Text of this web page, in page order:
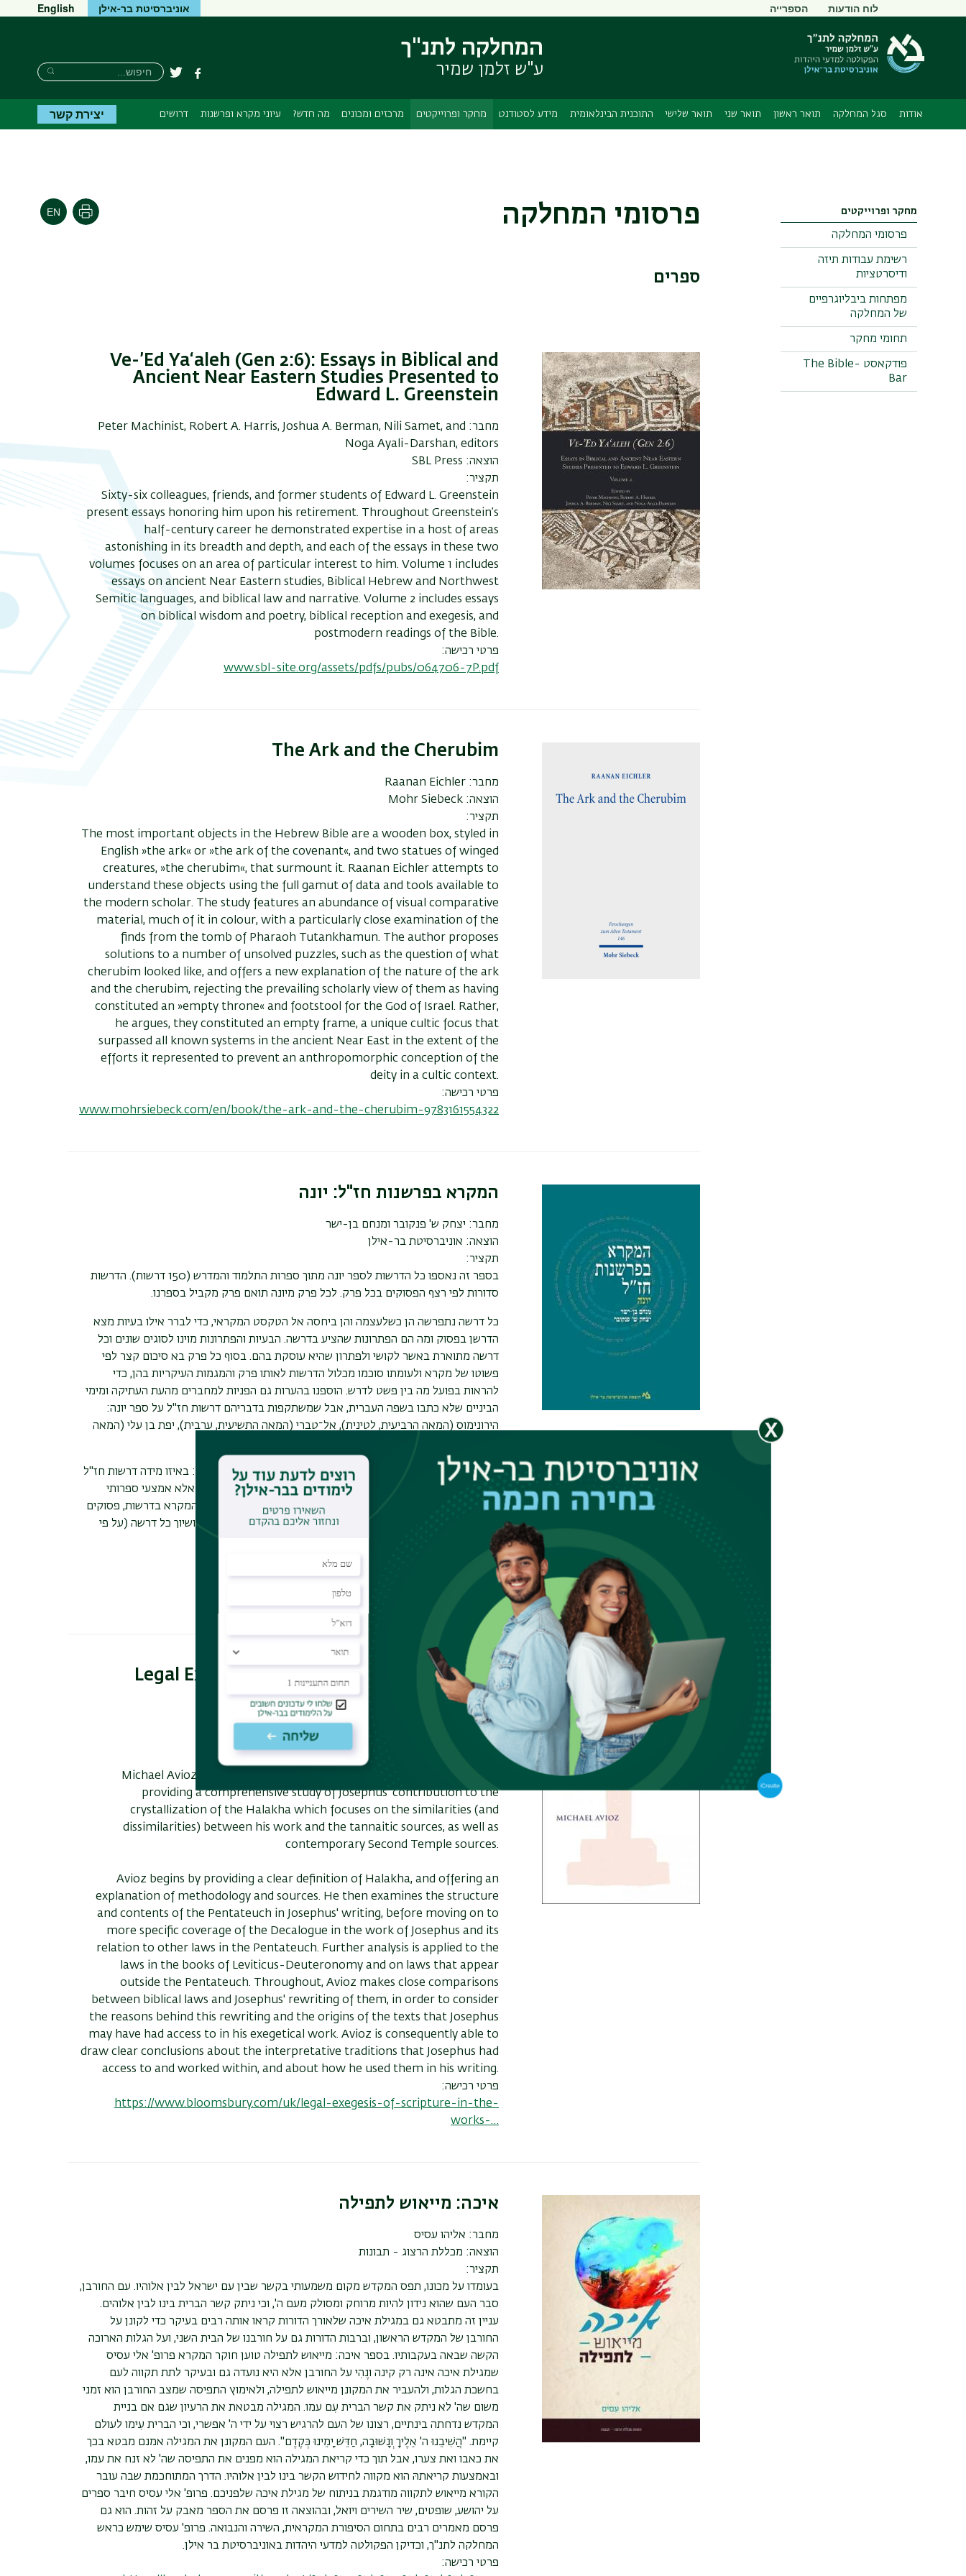
העיקרי
ניווט
ראשי
תפריט
משני
לוח הודעות הספרייה אוניברסיטת בר-אילן English
המחלקה לתנ"ך
ע"ש זלמן שמיר פייסבוקטוויטר
חיפוש
חיפוש
חיפוש
אודות סגל המחלקה תואר ראשון תואר שני תואר שלישי התוכנית הבינלאומית מידע לסטודנט מחקר ופרוייקטים מרכזים ומכונים מה חדש? עיוני מקרא ופרשנות דרושים יצירת קשר
מחקר ופרוייקטים
פרסומי המחלקה
רשימת עבודות תיזה
ודיסרטציות
מפתחות ביבליוגרפיים
של המחלקה
תחומי מחקר
פודקאסט The Bible-
Bar
פרסומי המחלקה הדפסה
ספרים
Ve-’Ed Ya‘aleh (Gen 2:6): Essays in Biblical and
Ancient Near Eastern Studies Presented to
Edward L. Greenstein
מחבר: Peter Machinist, Robert A. Harris, Joshua A. Berman, Nili Samet, and
Noga Ayali-Darshan, editors
הוצאה: SBL Press
תקציר:
Sixty-six colleagues, friends, and former students of Edward L. Greenstein
present essays honoring him upon his retirement. Throughout Greenstein’s
half-century career he demonstrated expertise in a host of areas
astonishing in its breadth and depth, and each of the essays in these two
volumes focuses on an area of particular interest to him. Volume 1 includes
essays on ancient Near Eastern studies, Biblical Hebrew and Northwest
Semitic languages, and biblical law and narrative. Volume 2 includes essays
on biblical wisdom and poetry, biblical reception and exegesis, and
postmodern readings of the Bible.
פרטי רכישה:
www.sbl-site.org/assets/pdfs/pubs/064706-7P.pdf
The Ark and the Cherubim
מחבר: Raanan Eichler
הוצאה: Mohr Siebeck
תקציר:
The most important objects in the Hebrew Bible are a wooden box, styled in
English »the ark« or »the ark of the covenant«, and two statues of winged
creatures, »the cherubim«, that surmount it. Raanan Eichler attempts to
understand these objects using the full gamut of data and tools available to
the modern scholar. The study features an abundance of visual comparative
material, much of it in colour, with a particularly close examination of the
finds from the tomb of Pharaoh Tutankhamun. The author proposes
solutions to a number of unsolved puzzles, such as the question of what
cherubim looked like, and offers a new explanation of the nature of the ark
and the cherubim, rejecting the prevailing scholarly view of them as having
constituted an »empty throne« and footstool for the God of Israel. Rather,
he argues, they constituted an empty frame, a unique cultic focus that
surpassed all known systems in the ancient Near East in the extent of the
efforts it represented to prevent an anthropomorphic conception of the
deity in a cultic context.
פרטי רכישה:
www.mohrsiebeck.com/en/book/the-ark-and-the-cherubim-9783161554322
המקרא בפרשנות חז"ל: יונה
מחבר: יצחק ש' פנקובר ומנחם בן-ישר
הוצאה: אוניברסיטת בר-אילן
תקציר:
בספר זה נאספו כל הדרשות לספר יונה מתוך ספרות התלמוד והמדרש (150 דרשות). הדרשות
סדורות לפי רצף הפסוקים בכל פרק. לכל פרק מיונה תואם פרק מקביל בספרנו.
כל דרשה נתפרשה הן כשלעצמה והן ביחסה אל הטקסט המקראי, כדי לברר אילו בעיות מצא
הדרשן בפסוק ומה הם הפתרונות שהציע בדרשה. הבעיות והפתרונות מוינו לסוגים שונים וכל
דרשה מתוארת באשר לקושי ולפתרון שהיא עוסקת בהם. בסוף כל פרק בא סיכום קצר לפי
פשוטו של מקרא ולעומתו סוכמו מכלול הדרשות לאותו פרק והמגמות העיקריות בהן, כדי
להראות בפועל מה בין פשט לדרש. הוספנו בהערות גם הפניות למחברים מהעת העתיקה ומימי
הביניים שלא כתבו בשפה העברית, אבל שמשתקפות בדבריהם דרשות חז"ל על ספר יונה:
הירונימוס (המאה הרביעית, לטינית), אל־טברי (המאה התשיעית, ערבית), יפת בן עלי (המאה
באמצעות החומר הרב המרוכז בספר ניתן לעסוק גם בסוגיה עקרונית: באיזו מידה דרשות חז"ל
הן פרשנות למקרא, תגובה לקשיים בכתוב, ובאיזו מידה הדרשות אינן אלא אמצעי ספרותי
להציג את רעיונות חז"ל. את הספר חותמים מפתחות מגוונים: פסוקי המקרא בדרשות, פסוקים
שבאו בהערות, מקורות חז"ל, הקשיים והפתרונות הפרשניים לסוגיהם ושיוך כל דרשה (על פי
מספרה בספר) לסוגי הקשיים ולסוגי הפתרונות.
פרטי רכישה:
www.biupress.co.il/index.php?
dir=site&page=catalog&op=item&cs=2243&lang…
Legal Exegesis of Scripture in the Works of
Josephus
מחבר:
הוצאה:
Michael Avioz builds upon his earlier work on Josephus as an exegete,
providing a comprehensive study of Josephus' contribution to the
crystallization of the Halakha which focuses on the similarities (and
dissimilarities) between his work and the tannaitic sources, as well as
contemporary Second Temple sources.
Avioz begins by providing a clear definition of Halakha, and offering an
explanation of methodology and sources. He then examines the structure
and contents of the Pentateuch in Josephus' writing, before moving on to
more specific coverage of the Decalogue in the work of Josephus and its
relation to other laws in the Pentateuch. Further analysis is applied to the
laws in the books of Leviticus-Deuteronomy and on laws that appear
outside the Pentateuch. Throughout, Avioz makes close comparisons
between biblical laws and Josephus' rewriting of them, in order to consider
the reasons behind this rewriting and the origins of the texts that Josephus
may have had access to in his exegetical work. Avioz is consequently able to
draw clear conclusions about the interpretative traditions that Josephus had
access to and worked within, and about how he used them in his writing.
פרטי רכישה:
https://www.bloomsbury.com/uk/legal-exegesis-of-scripture-in-the-
works-…
איכה: מייאוש לתפילה
מחבר: אליהו עסיס
הוצאה: מכללת הרצוג - תבונות
תקציר:
בעומדו על מכונו, תפס המקדש מקום משמעותי בקשר שבין עם ישראל לבין אלוהיו. עם החורבן,
סבר העם שהוא נידון להיות מרוחק ומסולק מעם ה', וכי ניתק קשר הברית בינו לבין אלוהים.
עניין זה מתבטא גם במגילת איכה שלאורך הדורות קראו אותה רבים בעיקר כדי לקונן על
החורבן של המקדש הראשון, וברבות הדורות גם על חורבנו של הבית השני, ועל הגלות הארוכה
הקשה שבאה בעקבותיו. בספר איכה: מייאוש לתפילה טוען חוקר המקרא פרופ' אלי עסיס
שמגילת איכה אינה רק קינה ונֶהִי על החורבן אלא היא נועדה גם ובעיקר לתת תקווה לעם
בחשכת הגלות, ולהעביר את המקונן מייאוש לתפילה, ולאימוץ התפיסה שמצב החורבן הוא זמני
משום שה' לא ניתק את קשר הברית עִם עמו. המגילה מבטאת את הרעיון שגם אם בניית
המקדש נדחתה בינתיים, רצונו של העם להרגיש רצוי על ידי ה' אפשרי, וכי הברית עִימו לעולם
קיימת. "הֲשִׁיבֵנוּ ה' אֵלֶיךָ וְנָשׁוּבָה, חַדֵּשׁ יָמֵינוּ כְּקֶדֶם". העם המקונן את המגילה אמנם מבטא בכך
את כאבו ואת צערו, אבל תוך כדי קריאת המגילה הוא מפנים את התפיסה שה' לא זנח את עמו,
ובאמצעות קריאתהּ הוא מקווה לחידוש הקשר בינו לבין אלוהיו. הדרך המתוחכמת שבה עובר
הקורא מייאוש לתקווה מודגמת בניתוח של מגילת איכה שלפניכם. פרופ' אלי עסיס חיבר ספרים
על יהושע, שופטים, שיר השירים ויואל, ובהוצאה זו פרסם את הספר מאבק על זהות. הוא גם
פרסם מאמרים רבים בתחום הסיפורת המקראית, השירה והנבואה. פרופ' עסיס שימש כראש
המחלקה לתנ"ך, וכדיקן הפקולטה למדעי היהדות באוניברסיטת בר אילן.
פרטי רכישה: